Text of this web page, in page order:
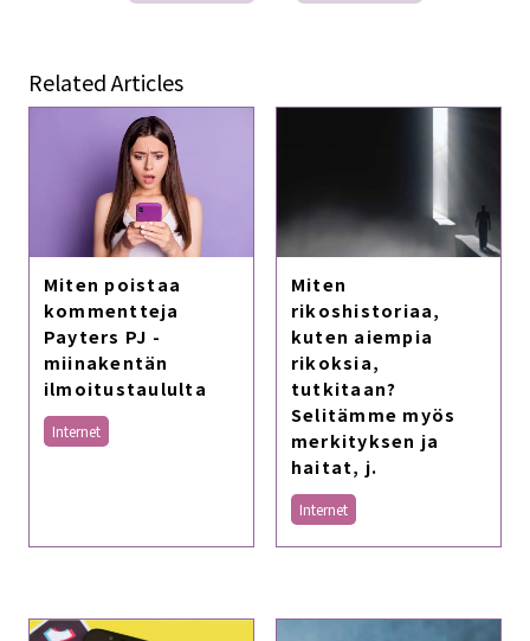
Related Articles
Miten poistaa
kommentteja
Payters PJ -
miinakentän
ilmoitustaululta
Internet
Miten
rikoshistoriaa,
kuten aiempia
rikoksia,
tutkitaan?
Selitämme myös
merkityksen ja
haitat, j.
Internet